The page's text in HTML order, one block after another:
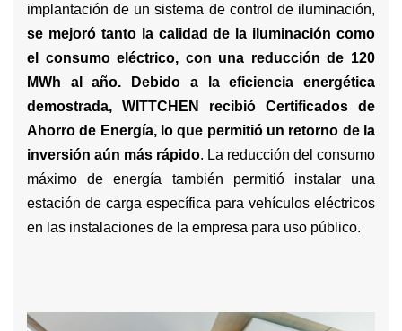
implantación de un sistema de control de iluminación,
se mejoró tanto la calidad de la iluminación como
el consumo eléctrico, con una reducción de 120
MWh al año.
Debido a la eficiencia energética
demostrada, WITTCHEN recibió Certificados de
Ahorro de Energía, lo que permitió un retorno de la
inversión aún más rápido. La reducción del consumo
máximo de energía también permitió instalar una
estación de carga específica para vehículos eléctricos
en las instalaciones de la empresa para uso público.